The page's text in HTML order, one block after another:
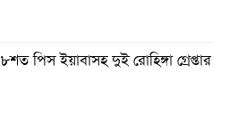
পিস ইয়াবাসহ দুই রোহিঙ্গা গ্রেপ্তার